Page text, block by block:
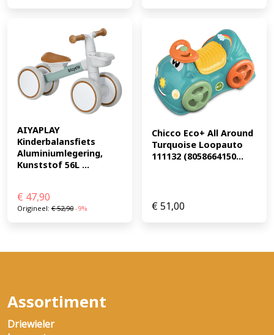
AIYAPLAY
Kinderbalansfiets
Aluminiumlegering,
Kunststof 56L ...
€ 47,90
Origineel: €52,90 -9%
Chicco Eco+ All Around
Turquoise Loopauto
111132 (8058664150...
€51,00
Assortiment
Driewieler